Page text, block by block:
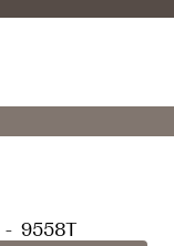
- 9558T